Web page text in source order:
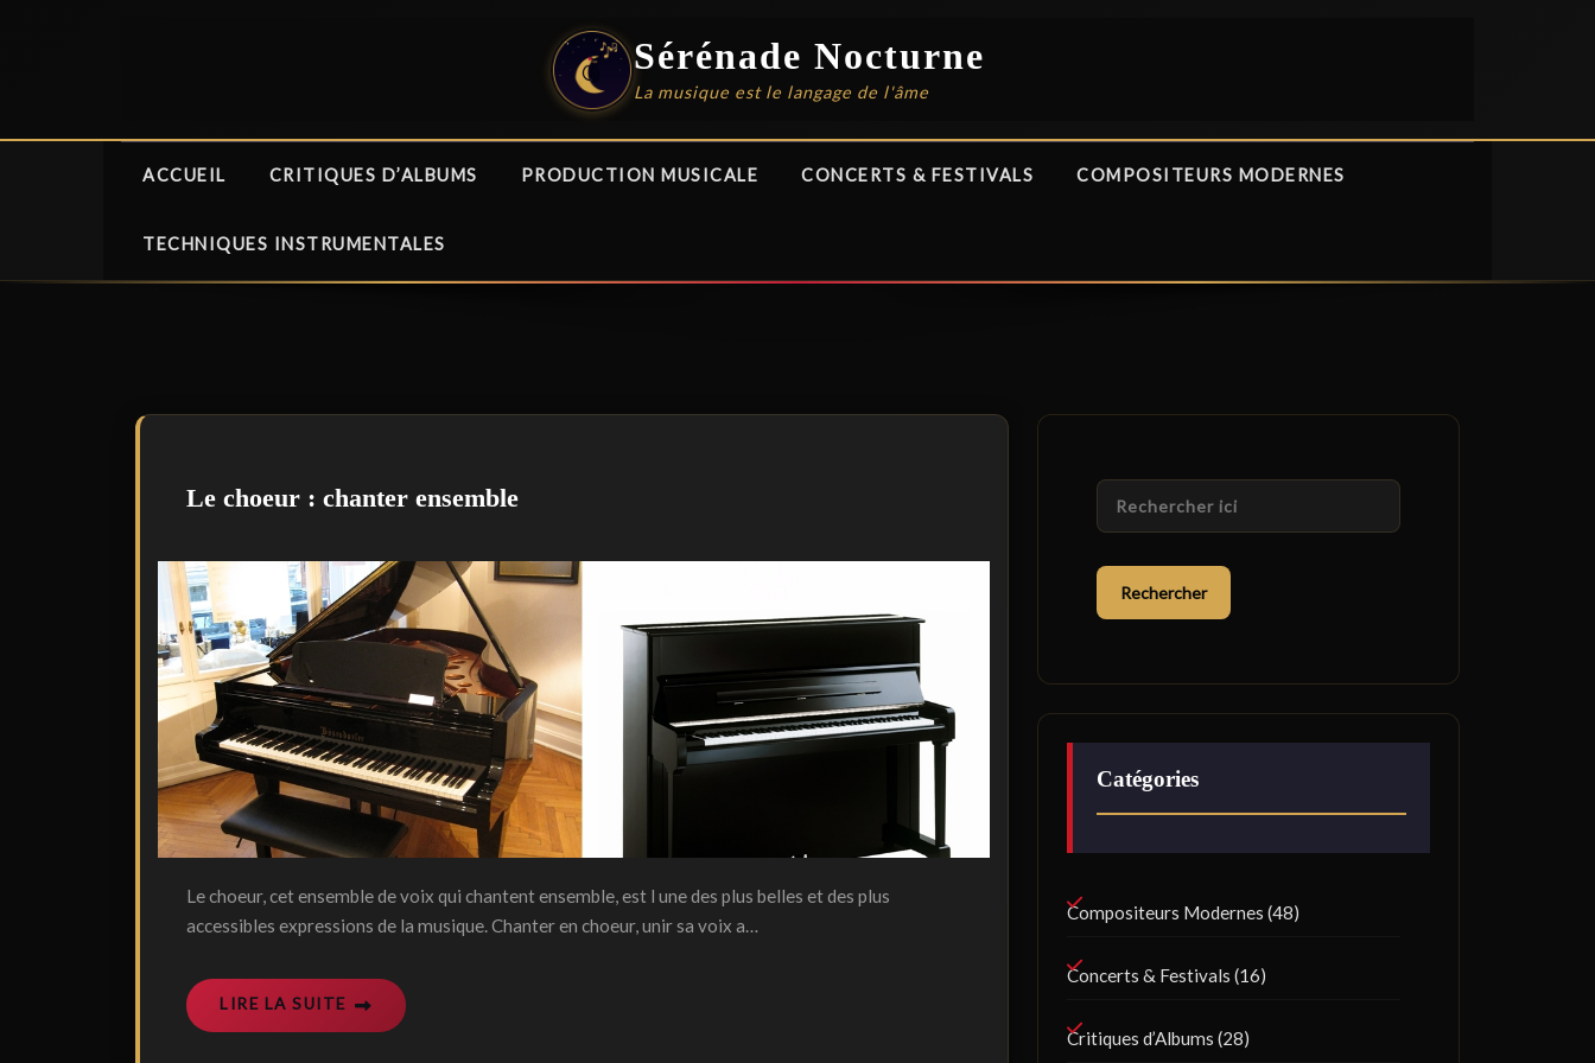
Sérénade Nocturne
La musique est le langage de l'âme
ACCUEIL CRITIQUES D’ALBUMS PRODUCTION MUSICALE CONCERTS & FESTIVALS COMPOSITEURS MODERNES
TECHNIQUES INSTRUMENTALES
Le choeur : chanter ensemble
Le choeur, cet ensemble de voix qui chantent ensemble, est l une des plus belles et des plus
accessibles expressions de la musique. Chanter en choeur, unir sa voix a…
LIRE LA SUITE
Catégories
Compositeurs Modernes (48)
Concerts & Festivals (16)
Critiques d’Albums (28)